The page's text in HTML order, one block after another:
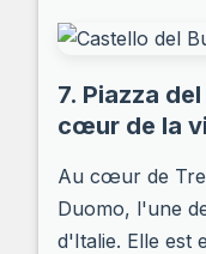
7. Piazza
cœur de la
Au cœur de
Duomo, l'une
d'Italie. Elle est